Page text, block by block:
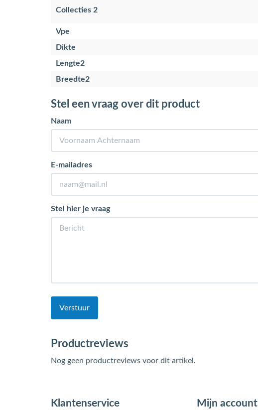
Collecties 2
Vpe
Dikte
Lengte2
Breedte2
Stel een vraag over dit product
Naam
E-mailadres
Stel hier je vraag
Verstuur
Productreviews
Nog geen productreviews voor dit artikel.
Klantenservice Mijn account